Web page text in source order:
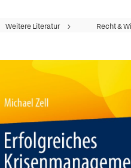
Weitere Literatur Recht &